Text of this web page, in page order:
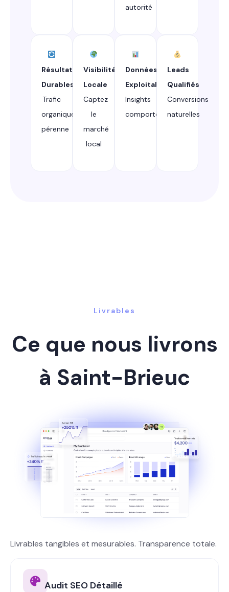
autorité
Résultats
Durables
Trafic
organique
pérenne
Visibilité
Locale
Captez
le
marché
local
Données
Exploitables
Insights
comportementaux
Leads
Qualifiés
Conversions
naturelles
Livrables
Ce que nous livrons
à Saint-Brieuc
Livrables tangibles et mesurables. Transparence totale.
Audit SEO Détaillé